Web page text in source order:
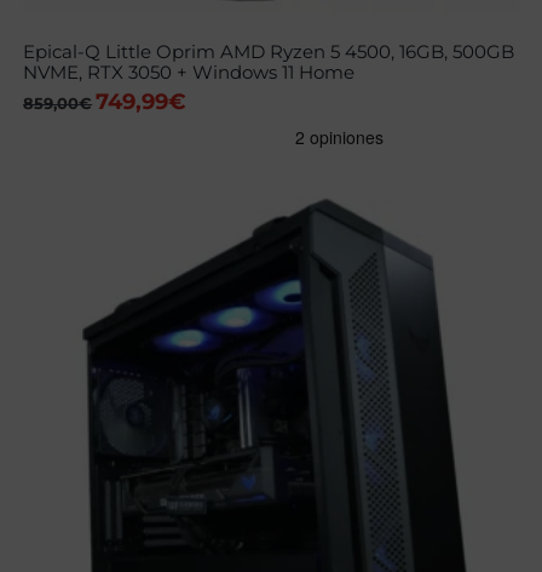
Epical-Q Little Oprim AMD Ryzen 5 4500, 16GB, 500GB
NVME, RTX 3050 + Windows 11 Home
859,00€ El
precio
749,99€